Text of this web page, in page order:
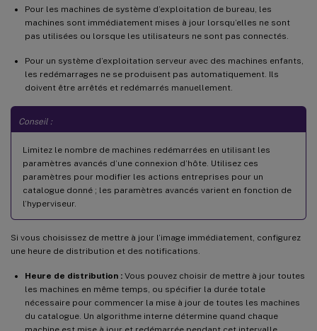
Pour les machines de système d’exploitation de bureau, les
machines sont immédiatement mises à jour lorsqu’elles ne sont
pas utilisées ou lorsque les utilisateurs ne sont pas connectés.
Pour un système d’exploitation serveur avec des machines enfants,
les redémarrages ne se produisent pas automatiquement. Ils
doivent être arrêtés et redémarrés manuellement.
Conseil :
Limitez le nombre de machines redémarrées en utilisant les
paramètres avancés d’une connexion d’hôte. Utilisez ces
paramètres pour modifier les actions entreprises pour un
catalogue donné ; les paramètres avancés varient en fonction de
l’hyperviseur.
Si vous choisissez de mettre à jour l’image immédiatement, configurez
une heure de distribution et des notifications.
Heure de distribution : Vous pouvez choisir de mettre à jour toutes
les machines en même temps, ou spécifier la durée totale
nécessaire pour commencer la mise à jour de toutes les machines
du catalogue. Un algorithme interne détermine quand chaque